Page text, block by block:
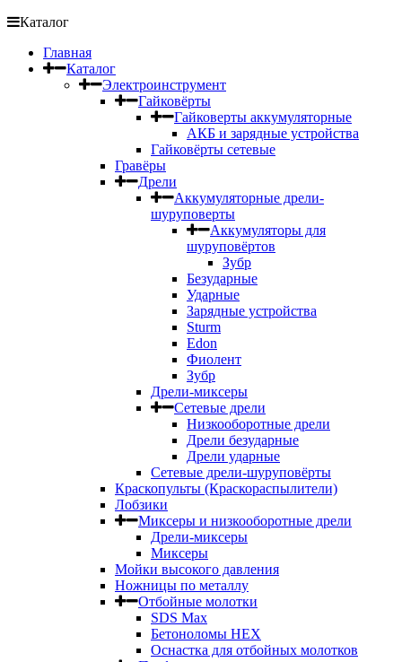
Каталог
Главная
Каталог
Электроинструмент
Гайковёрты
Гайковерты аккумуляторные
АКБ и зарядные устройства
Гайковёрты сетевые
Гравёры
Дрели
Аккумуляторные дрели-
шуруповерты
Аккумуляторы для
шуруповёртов
Зубр
Безударные
Ударные
Зарядные устройства
Sturm
Edon
Фиолент
Зубр
Дрели-миксеры
Сетевые дрели
Низкооборотные дрели
Дрели безударные
Дрели ударные
Сетевые дрели-шуруповёрты
Краскопульты (Краскораспылители)
Лобзики
Миксеры и низкооборотные дрели
Дрели-миксеры
Миксеры
Мойки высокого давления
Ножницы по металлу
Отбойные молотки
SDS Max
Бетоноломы HEX
Оснастка для отбойных молотков